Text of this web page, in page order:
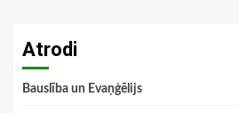
Atrodi
Bauslība un Evaņģēlijs